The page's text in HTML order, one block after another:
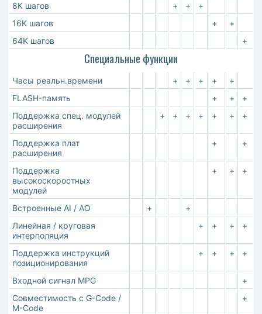
8K шагов
+ +
+
16K шагов
+
+
64K шагов
+
Специальные функции
Часы реальн.времени + + + +
+
FLASH-память
+ +
+
Поддержка спец. модулей
расширения
+ + + + + + +
Поддержка плат
расширения
+ +
Поддержка
высокоскоростных
модулей
+ + +
Встроенные AI / AO +
+
Линейная / круговая
интерполяция
+ + + +
Поддержка инструкций
позиционирования
+ + + +
Входной сигнал MPG
+
Совместимость с G-Code /
M-Code
+